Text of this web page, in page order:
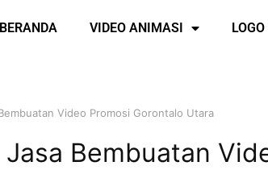
BERANDA VIDEO ANIMASI
Video Promosi Gorontalo Utara
Bembuatan